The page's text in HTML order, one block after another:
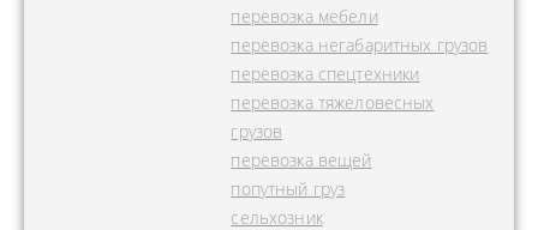
перевозка мебели
перевозка негабаритных грузов
перевозка спецтехники
перевозка тяжеловесных
грузов
перевозка вещей
попутный груз
сельхозник